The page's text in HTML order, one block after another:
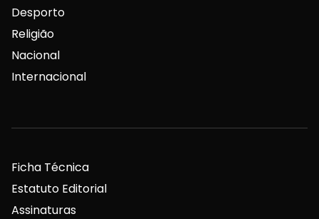
Desporto
Religião
Nacional
Internacional
Ficha Técnica
Estatuto Editorial
Assinaturas